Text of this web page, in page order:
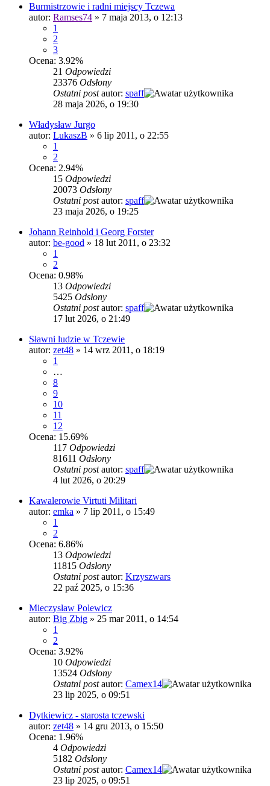
Burmistrzowie i radni miejscy Tczewa
autor: Ramses74 » 7 maja 2013, o 12:13
1
2
3
Ocena: 3.92%
21 Odpowiedzi
23376 Odsłony
Ostatni postautor: spaff
28 maja 2026, o 19:30
Władysław Jurgo
autor: LukaszB » 6 lip 2011, o 22:55
1
2
Ocena: 2.94%
15 Odpowiedzi
20073 Odsłony
Ostatni postautor: spaff
23 maja 2026, o 19:25
Johann Reinhold i Georg Forster
autor: be-good » 18 lut 2011, o 23:32
1
2
Ocena: 0.98%
13 Odpowiedzi
5425 Odsłony
Ostatni postautor: spaff
17 lut 2026, o 21:49
Sławni ludzie w Tczewie
autor: zet48 » 14 wrz 2011, o 18:19
1
…
8
9
10
11
12
Ocena: 15.69%
117 Odpowiedzi
81611 Odsłony
Ostatni postautor: spaff
4 lut 2026, o 20:29
Kawalerowie Virtuti Militari
autor: emka » 7 lip 2011, o 15:49
1
2
Ocena: 6.86%
13 Odpowiedzi
11815 Odsłony
Ostatni postautor: Krzyszwars
22 paź 2025, o 15:36
Mieczysław Polewicz
autor: Big Zbig » 25 mar 2011, o 14:54
1
2
Ocena: 3.92%
10 Odpowiedzi
13524 Odsłony
Ostatni postautor: Camex14
23 lip 2025, o 09:51
Dytkiewicz - starosta tczewski
autor: zet48 » 14 gru 2013, o 15:50
Ocena: 1.96%
4 Odpowiedzi
5182 Odsłony
Ostatni postautor: Camex14
23 lip 2025, o 09:51